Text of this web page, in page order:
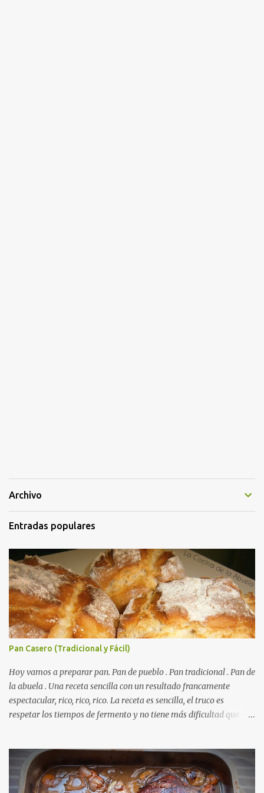
Archivo
Entradas populares
Pan Casero (Tradicional y Fácil)
Hoy vamos a preparar pan. Pan de pueblo . Pan tradicional . Pan de
la abuela . Una receta sencilla con un resultado francamente
espectacular, rico, rico, rico. La receta es sencilla, el truco es
respetar los tiempos de fermento y no tiene más dificultad que esa
utilizarlo para otras recetas como tostas o picatostes.
INGREDIENTES para un Pan Casero: 850 Gr de Harina . 550 Gr de
Agua . Levadura de panadería, más o menos 50 Gr. ( preguntad en